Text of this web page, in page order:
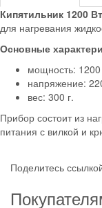
Кипятильник 1200
для нагревания
Основные
мощность: 1200
напряжение:
вес: 300 г.
Прибор состоит из
питания с вилкой и
Поделитесь